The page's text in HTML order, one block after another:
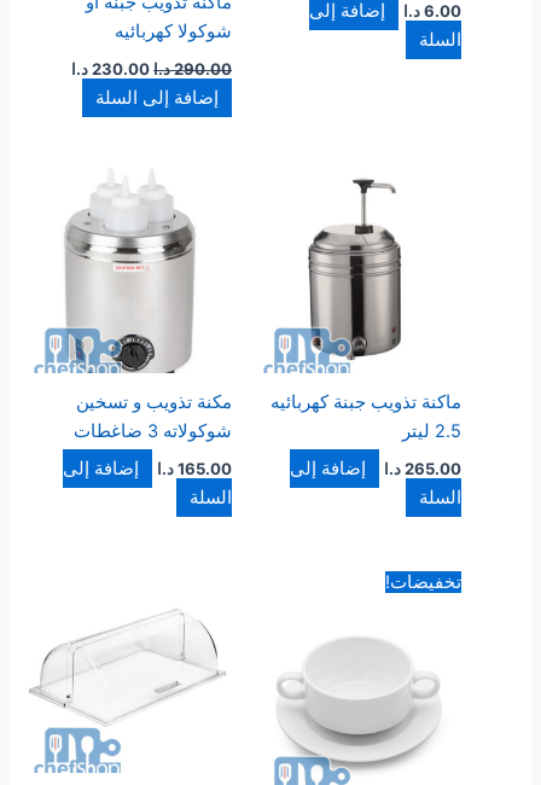
6.00 د.ا
إضافة إلى
السلة
شوكولا كهربائيه
290.00د.ا230.00د.ا
إضافة إلى السلة
ماكنة تذويب جبنة كهربائيه
2.5 ليتر
265.00 د.ا
إضافة إلى
السلة
مكنة تذويب و تسخين
شوكولاته 3 ضاغطات
165.00د.ا
إضافة إلى
السلة
تخفيضات!السعر
الأصلي
25.00 د.ا.